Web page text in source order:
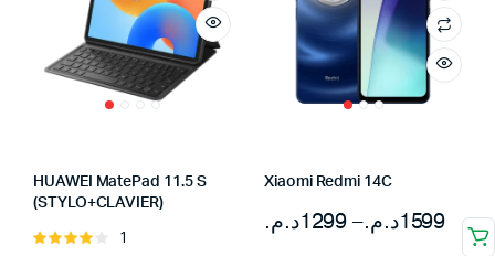
HUAWEI MatePad 11.5 S
(STYLO+CLAVIER)
Note
1
Xiaomi Redmi 14C
1299د.م. – 1599د.م.
Plage